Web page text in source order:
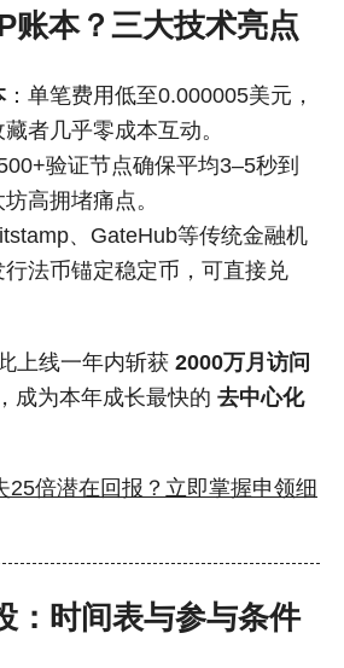
账本？三大技术亮点
：单笔费用低至0.000005美元，
者几乎零成本互动。
验证节点确保平均3–5秒到
高拥堵痛点。
、GateHub等传统金融机
法币锚定稳定币，可直接兑
上线一年内斩获 2000万月访问
，成为本年成长最快的 去中心化
25倍潜在回报？立即掌握申领细
：时间表与参与条件